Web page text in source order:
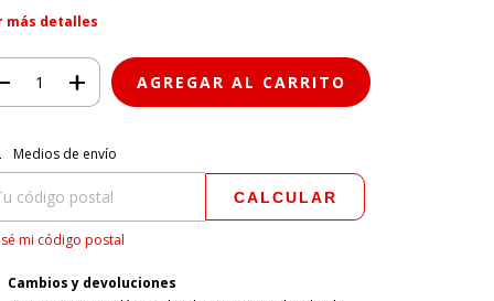
más detalles
para el CP:
Medios de envío
CALCULAR
mi código postal
Cambios y devoluciones